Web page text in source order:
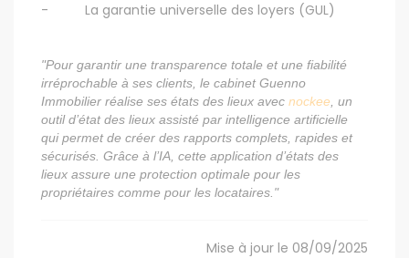
- La garantie universelle des loyers (GUL)
"Pour garantir une transparence totale et une fiabilité
irréprochable à ses clients, le cabinet Guenno
Immobilier réalise ses états des lieux avec nockee , un
outil d’état des lieux assisté par intelligence artificielle
qui permet de créer des rapports complets, rapides et
sécurisés. Grâce à l’IA, cette application d’états des
lieux assure une protection optimale pour les
propriétaires comme pour les locataires."
Mise à jour le 08/09/2025